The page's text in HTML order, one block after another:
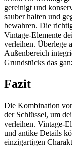
gereinigt und
sauber halten und
bewahren. Die
Vintage-Elemente
verleihen. Überlege
Außenbereich
Grundstücks das
Fazit
Die Kombination
der Schlüssel, um
verleihen. Vintage-
und antike Details
einzigartigen